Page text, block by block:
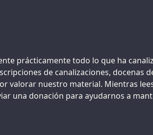
prácticamente todo lo que ha
de canalizaciones, docenas
valorar nuestro material. Mientras
una donación para ayudarnos a